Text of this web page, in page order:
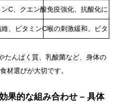
ンC、クエン酸免疫強化、抗酸化によ
、ビタミンC喉の刺激緩和、ビタミ
たんぱく質、乳酸菌など、身体の
材選びが大切です。
果的な組み合わせ – 具体